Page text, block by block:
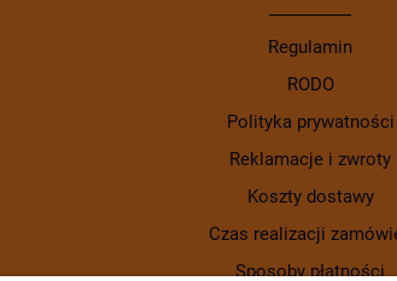
Regulamin
RODO
Polityka prywatności
Reklamacje i zwroty
Koszty dostawy
Czas realizacji
Sposoby płatności